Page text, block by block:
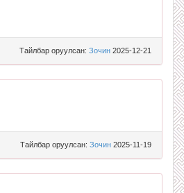
Тайлбар оруулсан: Зочин 2025-12-21
Тайлбар оруулсан: Зочин 2025-11-19